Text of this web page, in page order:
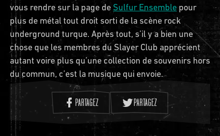
vous rendre sur la page de Sulfur Ensemble pour
plus de métal tout droit sorti de la scène rock
underground turque. Après tout, s’il y a bien une
chose que les membres du Slayer Club apprécient
autant voire plus qu’une collection de souvenirs hors
du commun, c’est la musique qui envoie.
PARTAGEZ PARTAGEZ